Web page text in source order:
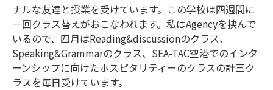
ナルな友達と授業を受けています。この学校は四週間に
一回クラス替えがおこなわれます。私はAgencyを挟んで
いるので、四月はReading&discussionのクラス、
Speaking&Grammarのクラス、SEA-TAC空港でのインタ
ーンシップに向けたホスピタリティーのクラスの計三ク
ラスを毎日受けています。